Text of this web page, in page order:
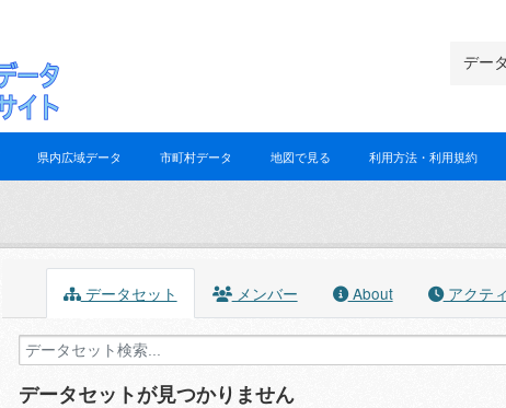
県内広域データ 市町村データ 地図で見る 利用方法・利用規約
データセット メンバー About アクテ
データセットが見つかりません